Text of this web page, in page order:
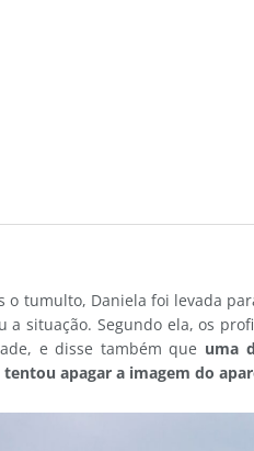
o tumulto, Daniela foi levada
a situação. Segundo ela, os
e disse também que uma
tentou apagar a imagem do